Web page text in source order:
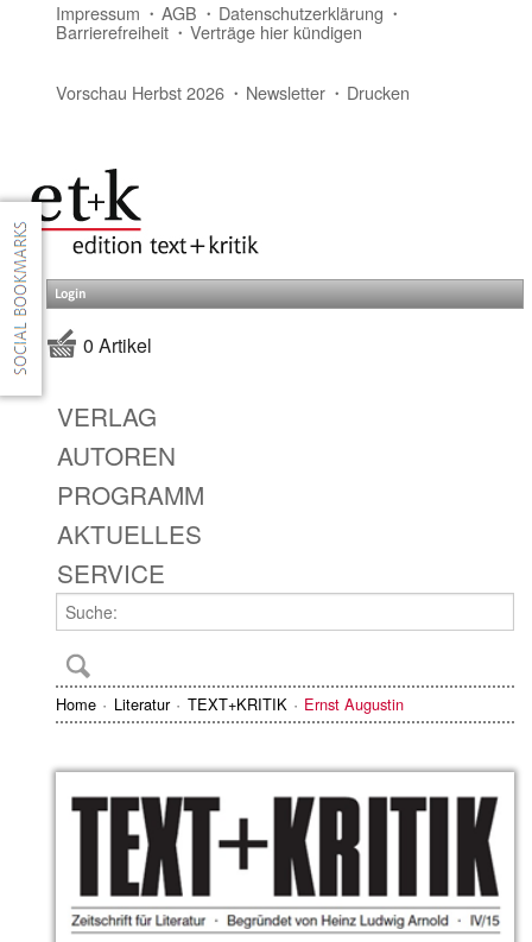
Impressum AGB Datenschutzerklärung
Barrierefreiheit Verträge hier kündigen
Vorschau Herbst 2026 Newsletter Drucken
Login
0 Artikel
VERLAG
AUTOREN
PROGRAMM
AKTUELLES
SERVICE
Home Literatur TEXT+KRITIK Ernst Augustin